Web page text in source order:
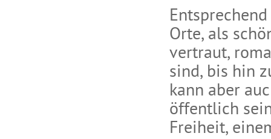
Orte, als
vertraut,
sind, bis hin
kann aber
öffentlich
Freiheit,